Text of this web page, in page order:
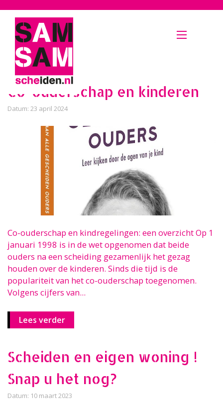
Home » Kinderen
Co-ouderschap en kinderen
Datum: 23 april 2024
Co-ouderschap en kindregelingen: een overzicht Op 1
januari 1998 is in de wet opgenomen dat beide
ouders na een scheiding gezamenlijk het gezag
houden over de kinderen. Sinds die tijd is de
populariteit van het co-ouderschap toegenomen.
Volgens cijfers van...
Lees verder
Scheiden en eigen woning !
Snap u het nog?
Datum: 10 maart 2023